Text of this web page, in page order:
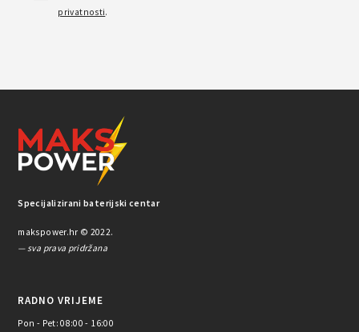
privatnosti.
Specijalizirani baterijski centar
makspower.hr © 2022.
— sva prava pridržana
RADNO VRIJEME
Pon - Pet: 08:00 - 16:00